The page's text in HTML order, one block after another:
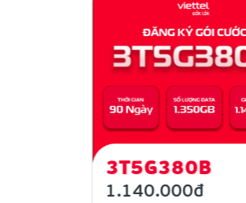
3T5G380B
1.140.000đ